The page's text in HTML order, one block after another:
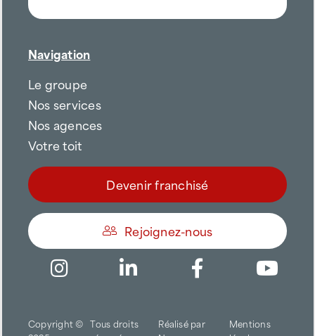
Navigation
Le groupe
Nos services
Nos agences
Votre toit
Devenir franchisé
Rejoignez-nous
Copyright © Tous droits
Réalisé par
Mentions
Trouver une agence